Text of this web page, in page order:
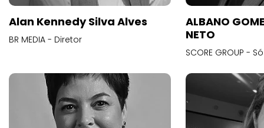
Alan Kennedy Silva Alves
BR MEDIA - Diretor
ALBANO
NETO
SCORE GROUP -